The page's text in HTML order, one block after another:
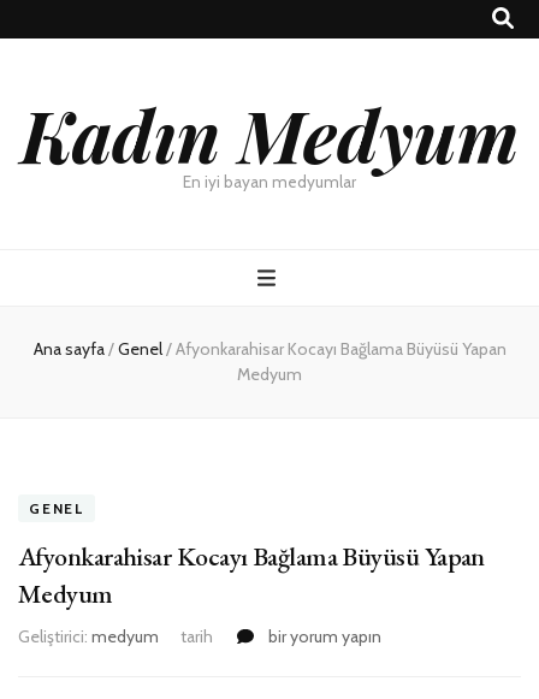
Kadın Medyum
En iyi bayan medyumlar
Ana sayfa/Genel/Afyonkarahisar Kocayı Bağlama Büyüsü Yapan
Medyum
GENEL
Afyonkarahisar Kocayı Bağlama Büyüsü Yapan
Medyum
Geliştirici: medyum tarih
Afyonkarahisar
bir yorum yapın